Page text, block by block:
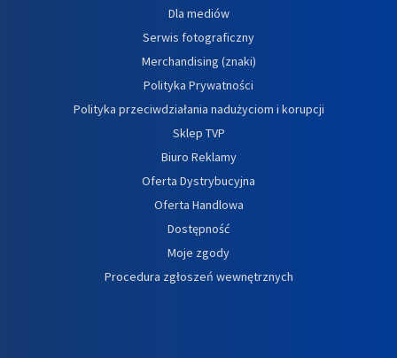
Dla mediów
Serwis fotograficzny
Merchandising (znaki)
Polityka Prywatności
Polityka przeciwdziałania nadużyciom i korupcji
Sklep TVP
Biuro Reklamy
Oferta Dystrybucyjna
Oferta Handlowa
Dostępność
Moje zgody
Procedura zgłoszeń wewnętrznych